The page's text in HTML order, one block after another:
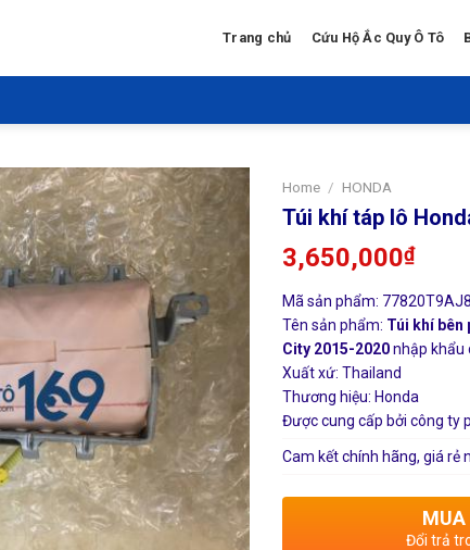
Trang chủ Cứu Hộ Ắc Quy Ô Tô
Home / HONDA
Túi khí táp lô
3,650,000₫
Mã sản phẩm: 77820T9AJ8
Tên sản phẩm: Túi khí bên
City 2015-2020nhập khẩu
Xuất xứ: Thailand
Thương hiệu: Honda
Được cung cấp bởi công ty
Cam kết chính hãng, giá
MUA
Đổi trả